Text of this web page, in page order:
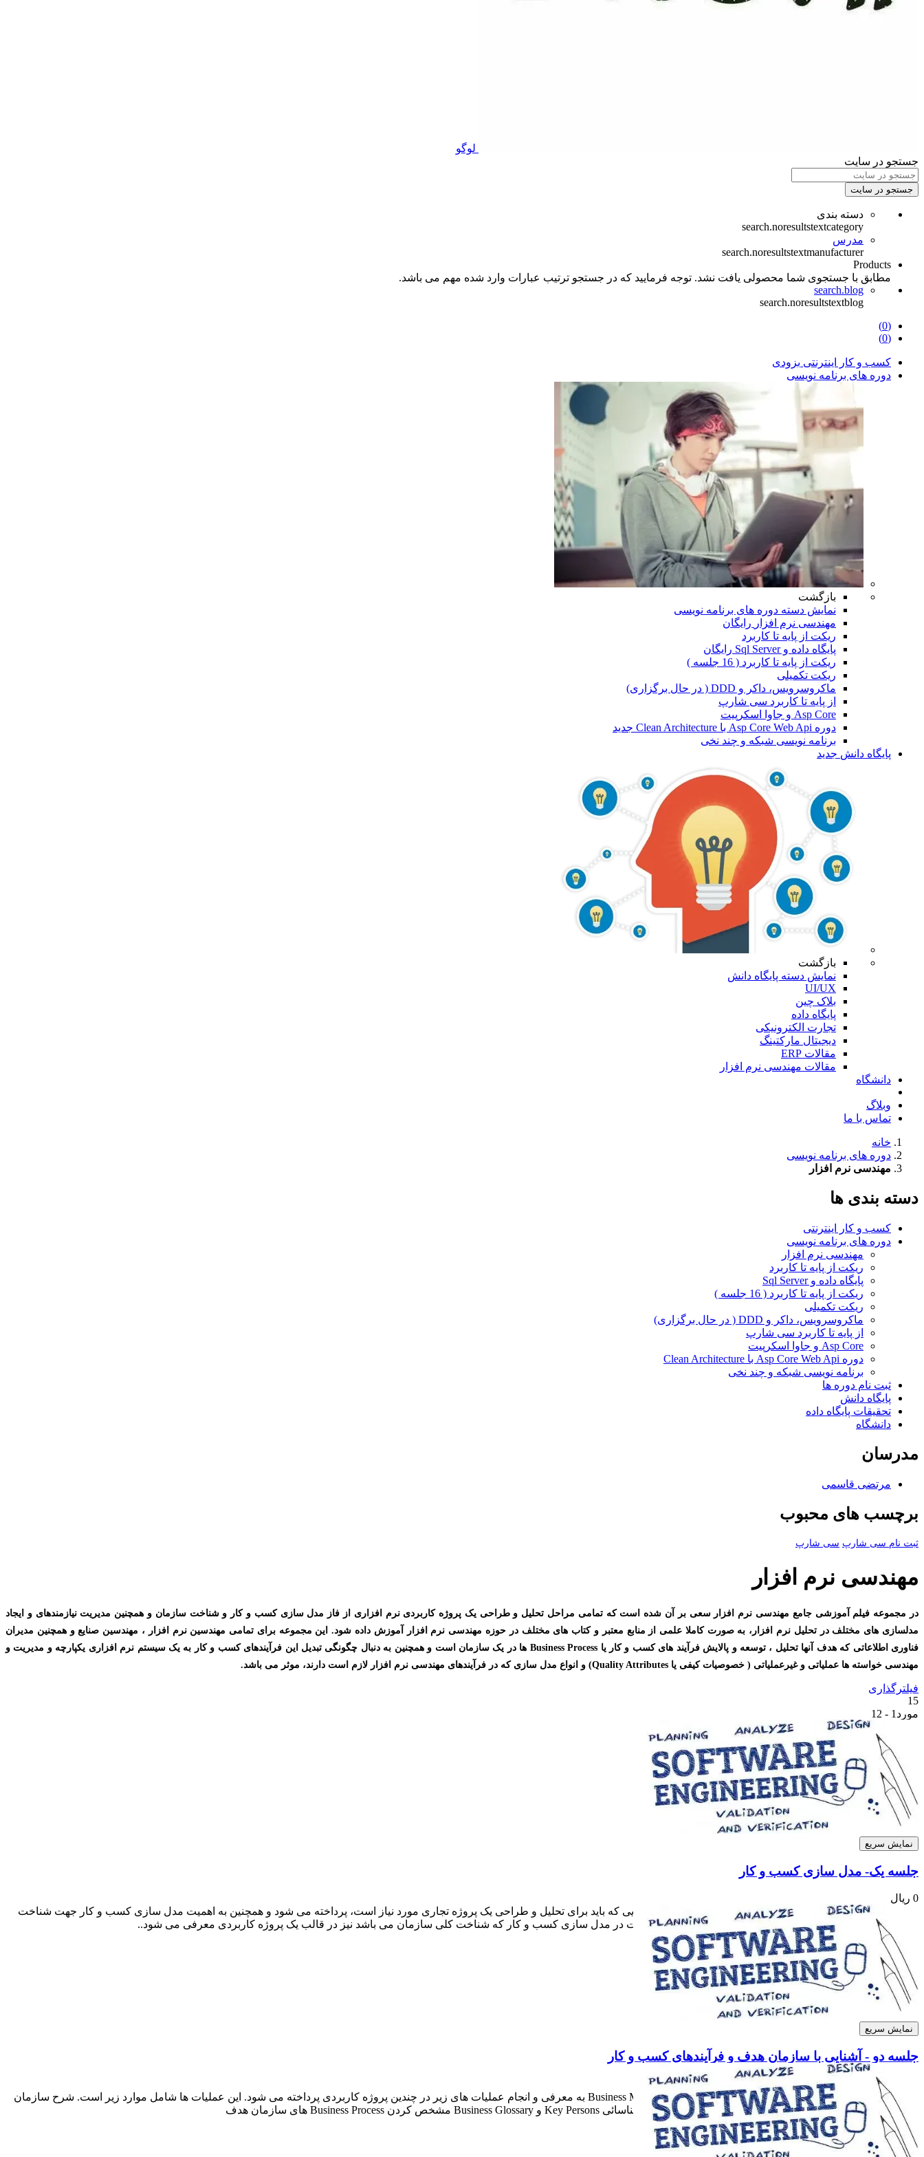
لوگو
جستجو در سایت
جستجو در سایت
دسته بندی
search.noresultstextcategory
مدرس
search.noresultstextmanufacturer
Products
مطابق با جستجوی شما محصولی یافت نشد. توجه فرمایید که در جستجو ترتیب عبارات وارد شده مهم می باشد.
search.blog
search.noresultstextblog
(0)
(0)
کسب و کار اینترنتی بزودی
دوره های برنامه نویسی
بازگشت
نمایش دسته دوره های برنامه نویسی
مهندسی نرم افزار رایگان
ریکت از پایه تا کاربرد
پایگاه داده و Sql Server
رایگان
ریکت از پایه تا کاربرد ( 16 جلسه )
ریکت تکمیلی
ماکروسرویس، داکر و DDD ( در حال برگزاری)
از پایه تا کاربرد سی شارپ
Asp Core و جاوا اسکرپیت
دوره Asp Core Web Api با Clean Architecture
جدید
برنامه نویسی شبکه و چند نخی
پایگاه دانش جدید
بازگشت
نمایش دسته پایگاه دانش
UI/UX
بلاک چین
پایگاه داده
تجارت الکترونیکی
دیجیتال مارکتینگ
مقالات ERP
مقالات مهندسی نرم افزار
دانشگاه
وبلاگ
تماس با ما
خانه
دوره های برنامه نویسی
مهندسی نرم افزار
دسته بندی ها
کسب و کار اینترنتی
دوره های برنامه نویسی
مهندسی نرم افزار
ریکت از پایه تا کاربرد
پایگاه داده و Sql Server
ریکت از پایه تا کاربرد ( 16 جلسه )
ریکت تکمیلی
ماکروسرویس، داکر و DDD ( در حال برگزاری)
از پایه تا کاربرد سی شارپ
Asp Core و جاوا اسکرپیت
دوره Asp Core Web Api با Clean Architecture
برنامه نویسی شبکه و چند نخی
ثبت نام دوره ها
پایگاه دانش
تحقیقات پایگاه داده
دانشگاه
مدرسان
مرتضی قاسمی
برچسب های محبوب
ثبت نام سی شارپ سی شارپ
مهندسی نرم افزار
در مجموعه فیلم آموزشی جامع مهندسی نرم افزار سعی بر آن شده است که تمامی مراحل تحلیل و طراحی یک پروژه کاربردی نرم افزاری از فاز مدل سازی کسب و کار و شناخت سازمان و همچنین مدیریت نیازمندهای و ایجاد
مدلسازی های مختلف در تحلیل نرم افزار، به صورت کاملا علمی از منابع معتبر و کتاب های مختلف در حوزه مهندسی نرم افزار آموزش داده شود. این مجموعه برای تمامی مهندسین نرم افزار ، مهندسین صنایع و همچنین مدیران
فناوری اطلاعاتی که هدف آنها تحلیل ، توسعه و پالایش فرآیند های کسب و کار یا Business Process ها در یک سازمان است و همچنین به دنبال چگونگی تبدیل این فرآیندهای کسب و کار به یک سیستم نرم افزاری یکپارچه و مدیریت و
مهندسی خواسته ها عملیاتی و غیرعملیاتی ( خصوصیات کیفی یا Quality Attributes) و انواع مدل سازی که در فرآیندهای مهندسی نرم افزار لازم است دارند، موثر می باشد.
فیلترگذاری
15
مورد 1 - 12
نمایش سریع
جلسه یک- مدل سازی کسب و کار
0 ریال
در این جلسه به معرفی چارچوب کلی و معرفی تمامی فعالیت هایی که باید برای تحلیل و طراحی یک پروژه تجاری مورد نیاز است، پرداخته می شود و همچنین به اهمیت مدل سازی کسب و کار جهت شناخت
بهتر نیازمندی ها نرم افزار پرداخته می شود. همچنین اولین عملیات در مدل سازی کسب و کار که شناخت کلی سازمان می باشد نیز در قالب یک پروژه کاربردی معرفی می شود..
نمایش سریع
جلسه دو - آشنایی با سازمان هدف و فرآیندهای کسب و کار
در این جلسه در ادامه فعالیت مدل سازی کسب و کار یا Business Modeling به معرفی و انجام عملیات های زیر در چندین پروژه کاربردی پرداخته می شود. این عملیات ها شامل موارد زیر است. شرح سازمان
هدف و ساختار و ارتباطات آن با واحدهای غیر از سازمان هدف شناسائی Key Persons و Business Glossary مشخص کردن Business Process های سازمان هدف